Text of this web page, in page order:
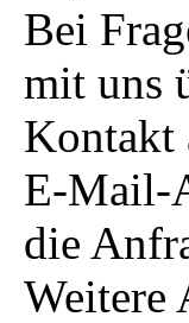
Bei
mit uns
Kontakt
E-Mail-
die
Weitere